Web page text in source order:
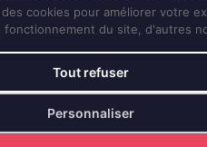
cookies pour améliorer votre
du site, d'autres
Tout refuser
Personnaliser